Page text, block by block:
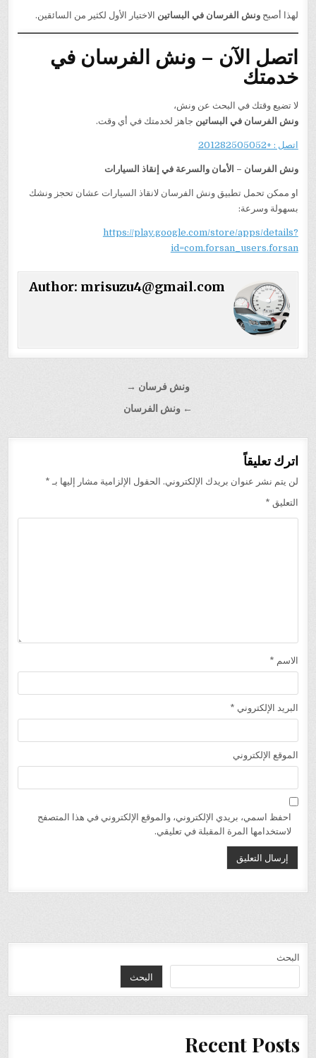
لهذا أصبحونش الفرسان في البساتين الاختيار الأول لكثير من السائقين.
اتصل الآن – ونش الفرسان في
خدمتك
لا تضيع وقتك في البحث عن ونش،
ونش الفرسان في البساتين جاهز لخدمتك في أي وقت.
اتصل : +201282505052
ونش الفرسان – الأمان والسرعة في إنقاذ السيارات
او ممكن تحمل تطبيق ونش الفرسان لانقاذ السيارات عشان تحجز ونشك
بسهولة وسرعة:
https://play.google.com/store/apps/details?
id=com.forsan_users.forsan
Author: mrisuzu4@gmail.com
ونش فرسان →
← ونش الفرسان
اترك تعليقاً
لن يتم نشر عنوان بريدك الإلكتروني. الحقول الإلزامية مشار إليها بـ *
التعليق *
الاسم *
البريد الإلكتروني *
الموقع الإلكتروني
احفظ اسمي، بريدي الإلكتروني، والموقع الإلكتروني في هذا المتصفح
لاستخدامها المرة المقبلة في تعليقي.
البحث
البحث
Recent Posts